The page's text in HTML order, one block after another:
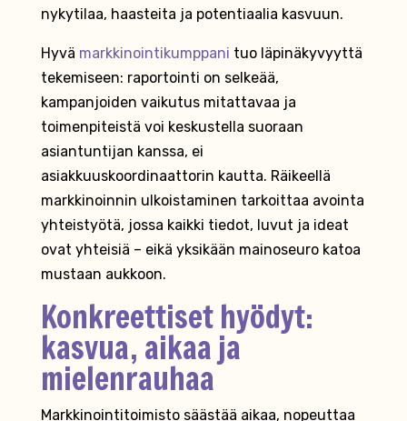
nykytilaa, haasteita ja potentiaalia kasvuun.
Hyvä markkinointikumppani tuo läpinäkyvyyttä
tekemiseen: raportointi on selkeää,
kampanjoiden vaikutus mitattavaa ja
toimenpiteistä voi keskustella suoraan
asiantuntijan kanssa, ei
asiakkuuskoordinaattorin kautta. Räikeellä
markkinoinnin ulkoistaminen tarkoittaa avointa
yhteistyötä, jossa kaikki tiedot, luvut ja ideat
ovat yhteisiä – eikä yksikään mainoseuro katoa
mustaan aukkoon.
Konkreettiset hyödyt:
kasvua, aikaa ja
mielenrauhaa
Markkinointitoimisto säästää aikaa, nopeuttaa